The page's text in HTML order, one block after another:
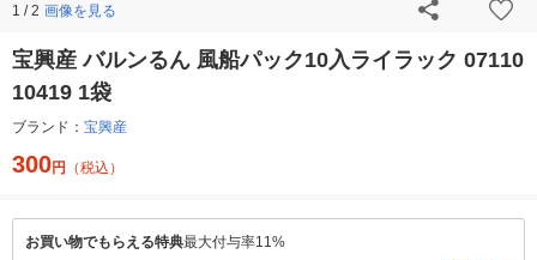
1 / 2 画像を見る
宝興産 バルンるん 風船パック10入ライラック 07110
10419 1袋
ブランド： 宝興産
300円 （税込）
お買い物でもらえる特典最大付与率11%